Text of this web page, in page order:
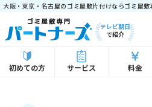
大阪・東京・名古屋のゴミ屋敷片付けならゴミ屋
テレビ朝日
で紹介
初めての方 サービス 料金